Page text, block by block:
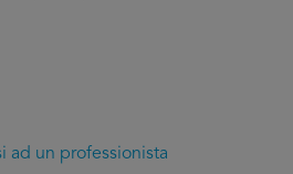
ad un professionista